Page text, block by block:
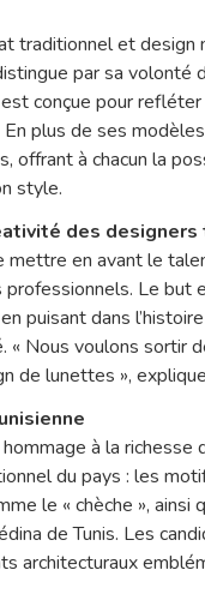
traditionnel et design
par sa volonté
conçue pour
plus de ses
offrant à chacun la
style.
des designers
mettre en avant le
professionnels. Le
puisant dans
Nous voulons sortir
lunettes », explique
à la
du pays : les
le « chèche »,
de Tunis. Les
architecturaux